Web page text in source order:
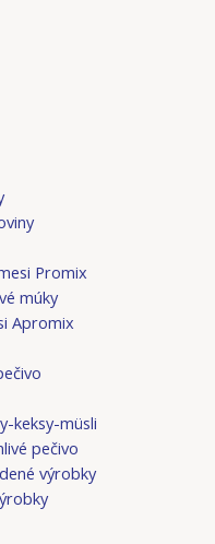
Promix
múky
Apromix
keksy-müsli
pečivo
výrobky